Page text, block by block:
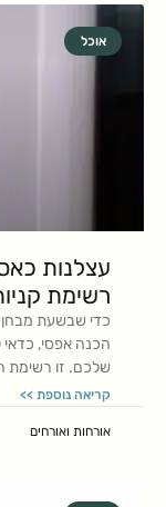
אוכל
עצלנות
רשימת
כדי שבשעת מבחן
הכנה אפסי,
שלכם. זו רשימת
קריאה נוספת >>
אורחות ואורחים